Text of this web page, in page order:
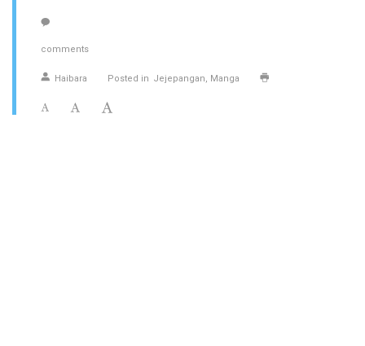
comments
Haibara Posted in Jejepangan Manga